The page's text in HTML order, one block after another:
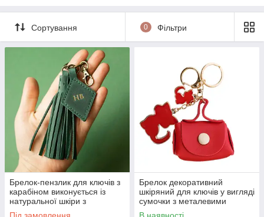
Аксесуари з шкіри які радують око і які можуть стати дуже
приємним подарунком для друзів і близьких людей, для
колеги або начальника.
Сортування 0 Фільтри
Брелок-пензлик для ключів з
карабіном виконується із
натуральної шкіри з
можливістю персоналізації
Брелок декоративний
шкіряний для ключів у вигляді
сумочки з металевими
підвісками "Кіт"